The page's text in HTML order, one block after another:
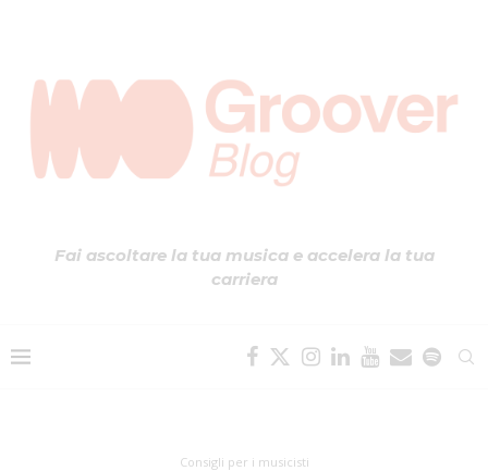
Fai ascoltare la tua musica e accelera la tua
carriera
Consigli per i musicisti